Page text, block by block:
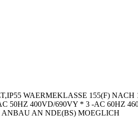
WAERMEKLASSE 155(F)
50HZ 400VD/690VY * 3 -AC 60HZ
AN NDE(BS) MOEGLICH